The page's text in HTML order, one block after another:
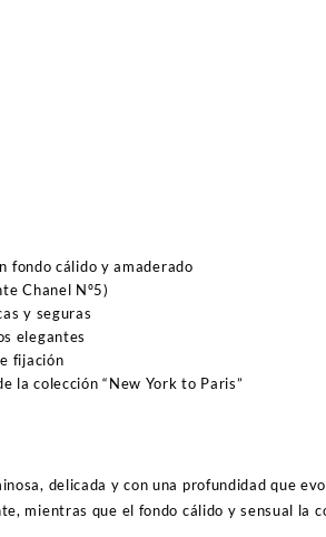
fondo cálido y amaderado
Chanel Nº5)
y seguras
elegantes
fijación
la colección “New York to Paris”
delicada y con una profundidad que
mientras que el fondo cálido y sensual la